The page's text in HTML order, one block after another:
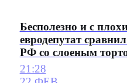
Бесполезно и с
евродепутат
РФ со слоеным
21:28